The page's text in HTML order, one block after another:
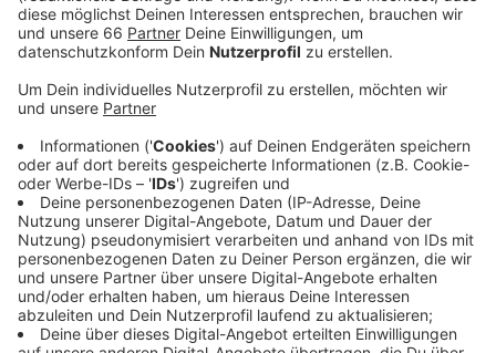
Anzeige
Dort ist der Neubau der Jugendfreizeiteinrichtung
"Blue Rock" eröffnet worden. Das Angebot richtet
sich vor allem an Kinder und Jugendliche bis 14 Jahren.
Sie sollen unter anderem bei Schulsachen unterstützt
werden. Außerdem wird es ein großes
Freizeitprogramm geben – zum Beispiel verschiedene
Theateraufführungen, ein Familienbrunch oder ein
Sommerfest. Ein Schwerpunkt der Einrichtung liegt
auf den Themen "Gesundheit" und "Sport".